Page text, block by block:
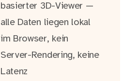
basierter 3D-Viewer —
alle Daten liegen lokal
im Browser, kein
Server-Rendering, keine
Latenz